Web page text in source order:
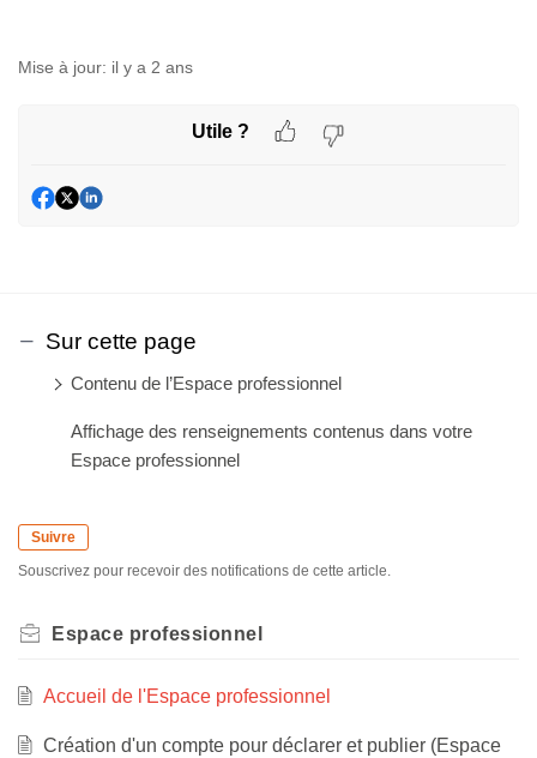
Mise à jour: il y a 2 ans
Utile ?
Sur cette page
Contenu de l’Espace professionnel
Affichage des renseignements contenus dans votre
Espace professionnel
Suivre
Souscrivez pour recevoir des notifications de cette article.
Espace professionnel
Accueil de l'Espace professionnel
Création d'un compte pour déclarer et publier (Espace